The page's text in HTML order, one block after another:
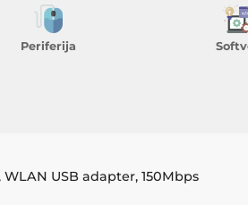
Periferija
USB adapter, 150Mbps